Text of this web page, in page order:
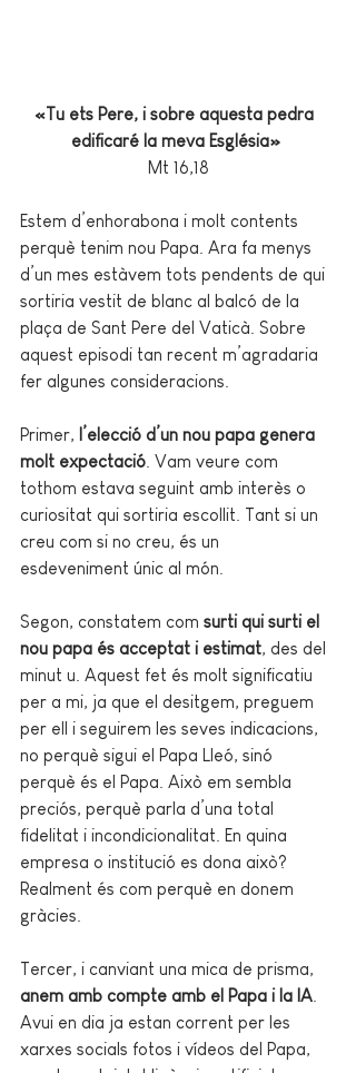
«Tu ets Pere, i sobre aquesta pedra
edificaré la meva Església»ª
Mt 16,18
Estem d’enhorabona i molt contents
perquè tenim nou Papa. Ara fa menys
d’un mes estàvem tots pendents de qui
sortiria vestit de blanc al balcó de la
plaça de Sant Pere del Vaticà. Sobre
aquest episodi tan recent m’agradaria
fer algunes consideracions.
Primer, l’elecció d’un nou papa genera
molt expectació . Vam veure com
tothom estava seguint amb interès o
curiositat qui sortiria escollit. Tant si un
creu com si no creu, és un
esdeveniment únic al món.
Segon, constatem com surti qui surti el
nou papa és acceptat i estimat, des del
minut u. Aquest fet és molt significatiu
per a mi, ja que el desitgem, preguem
per ell i seguirem les seves indicacions,
no perquè sigui el Papa Lleó, sinó
perquè és el Papa. Això em sembla
preciós, perquè parla d’una total
fidelitat i incondicionalitat. En quina
empresa o institució es dona això?
Realment és com perquè en donem
gràcies.
Tercer, i canviant una mica de prisma,
anem amb compte amb el Papa i la IA
Avui en dia ja estan corrent per les
xarxes socials fotos i vídeos del Papa,